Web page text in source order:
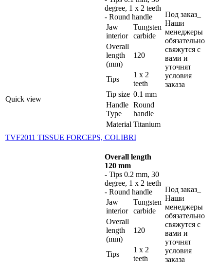
Quick view
degree, 1 x 2 teeth
- Round handle
Jaw
interior
Tungsten
carbide
Overall
length
(mm)
120
Tips
1 x 2
teeth
Tip size 0.1 mm
Handle
Type
Round
handle
Material Titanium
Под заказ_
Наши
менеджеры
обязательно
свяжутся с
вами и
уточнят
условия
заказа
TVF2011 TISSUE FORCEPS, COLIBRI
Overall length
120 mm
- Tips 0.2 mm, 30
degree, 1 x 2 teeth
- Round handle
Jaw
interior
Tungsten
carbide
Overall
length
(mm)
120
Tips
1 x 2
teeth
Под заказ_
Наши
менеджеры
обязательно
свяжутся с
вами и
уточнят
условия
заказа